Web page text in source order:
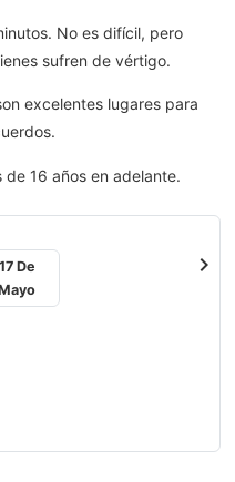
No es difícil, pero
sufren de vértigo.
excelentes lugares para
de 16 años en adelante.
17 De
chevron_right